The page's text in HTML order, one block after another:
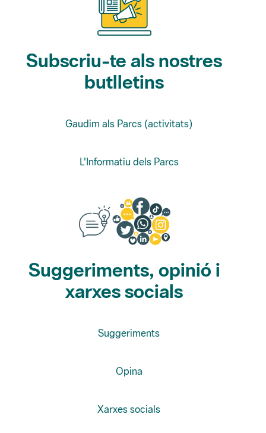
Subscriu-te als nostres
butlletins
Gaudim als Parcs (activitats)
L'Informatiu dels Parcs
Suggeriments, opinió i
xarxes socials
Suggeriments
Opina
Xarxes socials